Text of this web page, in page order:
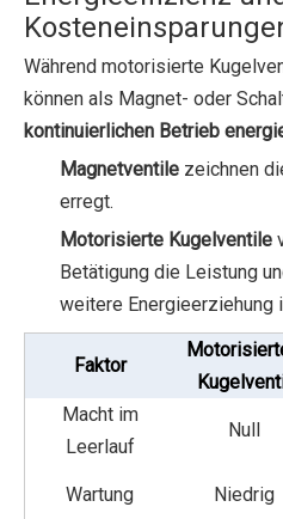
Während motorisierte
können als Magnet- oder
kontinuierlichen Betrieb
Magnetventile zeichnen
erregt.
Motorisierte Kugelventile
Betätigung die Leistung
weitere Energieerziehung
Faktor
Macht im
Leerlauf
Null
Wartung Niedrig